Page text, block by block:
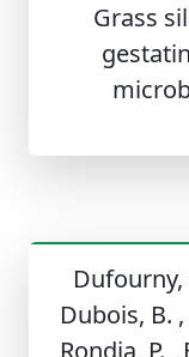
Grass
Dufourny,
Dubois, B.